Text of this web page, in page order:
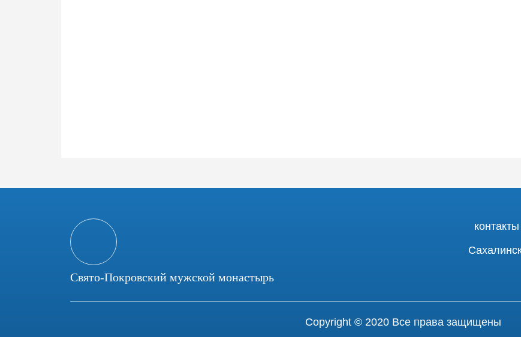
Свято-Покровский мужской монастырь
контакты
Copyright © 2020 Все права защищены